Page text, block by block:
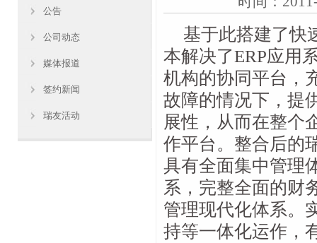
公告
公司动态
媒体报道
签约新闻
瑞友活动
基于此搭建了快
本解决了ERP应用
机构的协同平台，
故障的情况下，提
展性，从而在整个
作平台。整合后的
具有全面集中管理
系，完整全面的财
管理现代化体系。
持等一体化运作，